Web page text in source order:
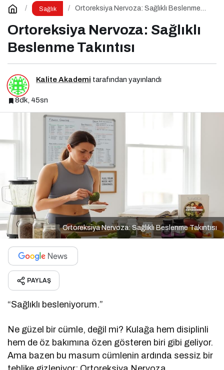
Sağlık
Ortoreksiya Nervoza: Sağlıklı Beslenme
Ortoreksiya Nervoza: Sağlıklı
Beslenme Takıntısı
Kalite Akademi tarafından yayınlandı
8dk, 45sn
Ortoreksiya Nervoza: Sağlıklı Beslenme Takıntısı
PAYLAŞ
“Sağlıklı besleniyorum.”
Ne güzel bir cümle, değil mi? Kulağa hem disiplinli
hem de öz bakımına özen gösteren biri gibi geliyor.
Ama bazen bu masum cümlenin ardında sessiz bir